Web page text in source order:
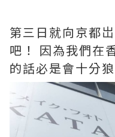
第三日就向京都
吧！ 因為我們在
的話必是會十分狼